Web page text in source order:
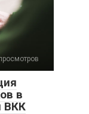
в
ВКК